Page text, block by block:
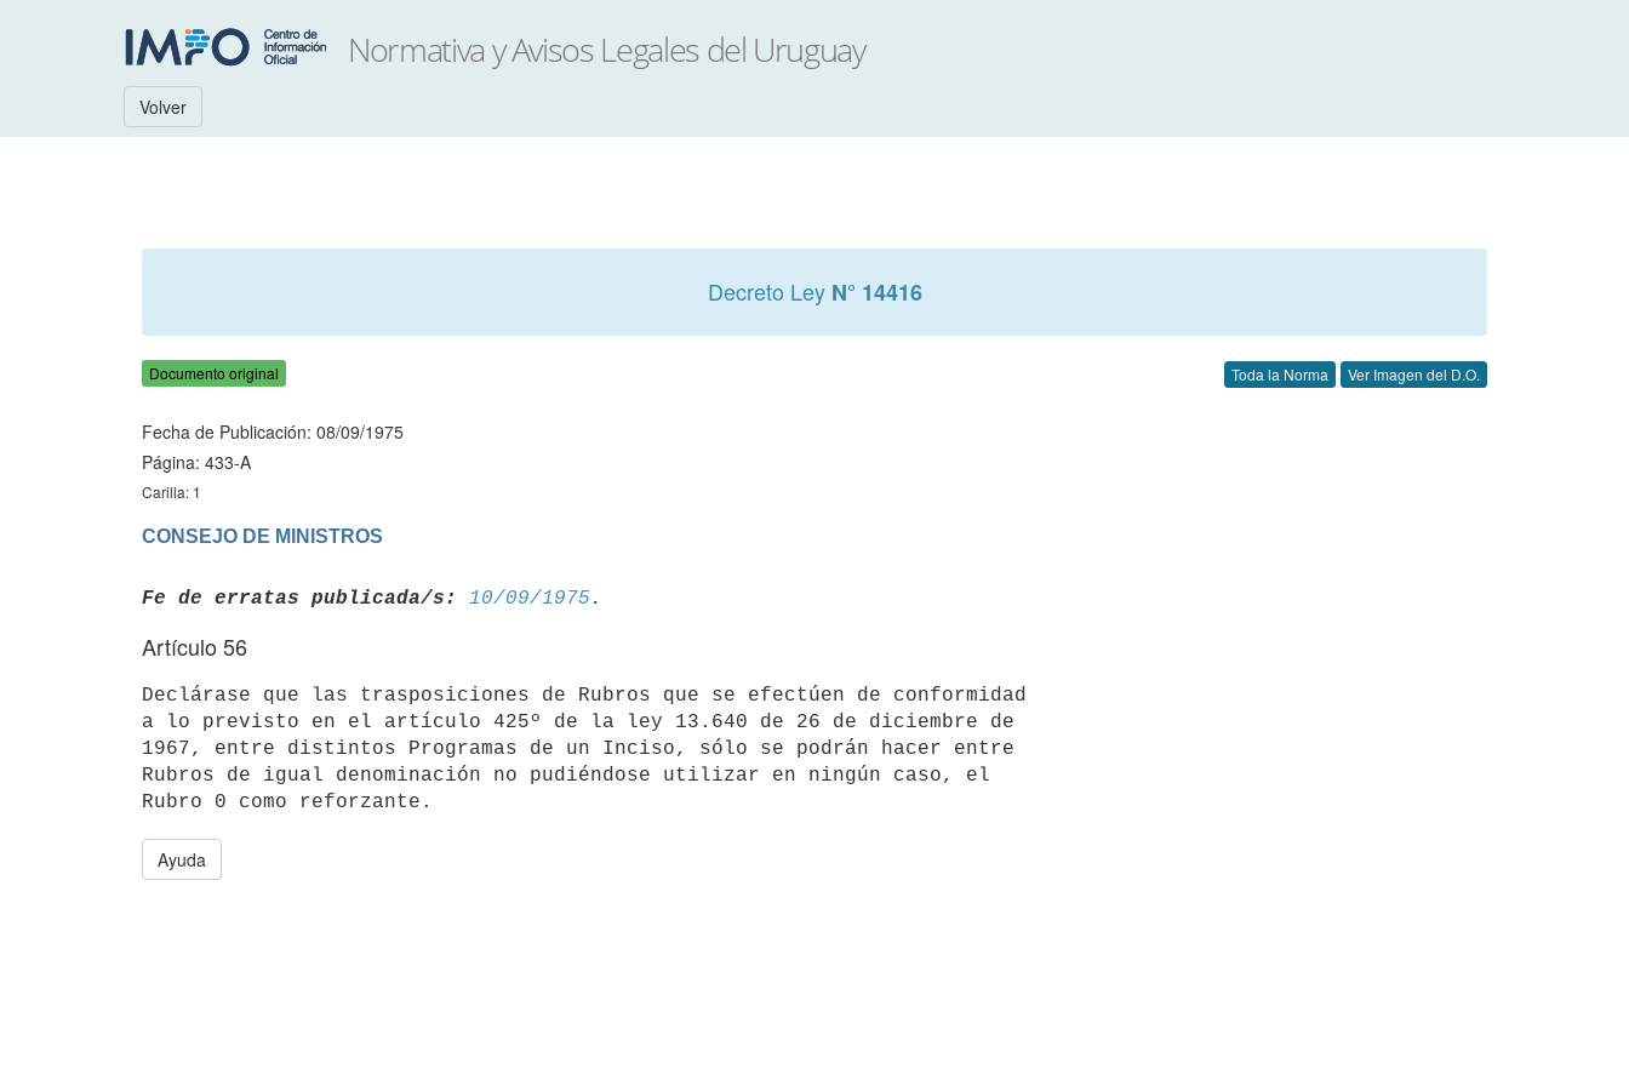
Volver
Decreto Ley N° 14416
Documento original Toda la Norma Ver Imagen del D.O.
Fecha de Publicación: 08/09/1975
Página: 433-A
Carilla: 1
CONSEJO DE MINISTROS
Fe de erratas publicada/s: 10/09/1975
Artículo 56
Declárase que las trasposiciones de Rubros que se efectúen de conformidad
a lo previsto en el artículo 425º de la ley 13.640 de 26 de diciembre de
1967, entre distintos Programas de un Inciso, sólo se podrán hacer entre
Rubros de igual denominación no pudiéndose utilizar en ningún caso, el
Ayuda